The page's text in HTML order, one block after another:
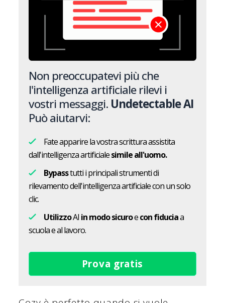
Non preoccupatevi più che
l'intelligenza artificiale rilevi i
vostri messaggi. Undetectable AI
Può aiutarvi:
Fate apparire la vostra scrittura assistita
dall'intelligenza artificialesimile all'uomo.
Bypasstutti i principali strumenti di
rilevamento dell'intelligenza artificiale con un solo
clic.
UtilizzoAI in modo sicuroecon fiduciaa
scuola e al lavoro.
Prova gratis